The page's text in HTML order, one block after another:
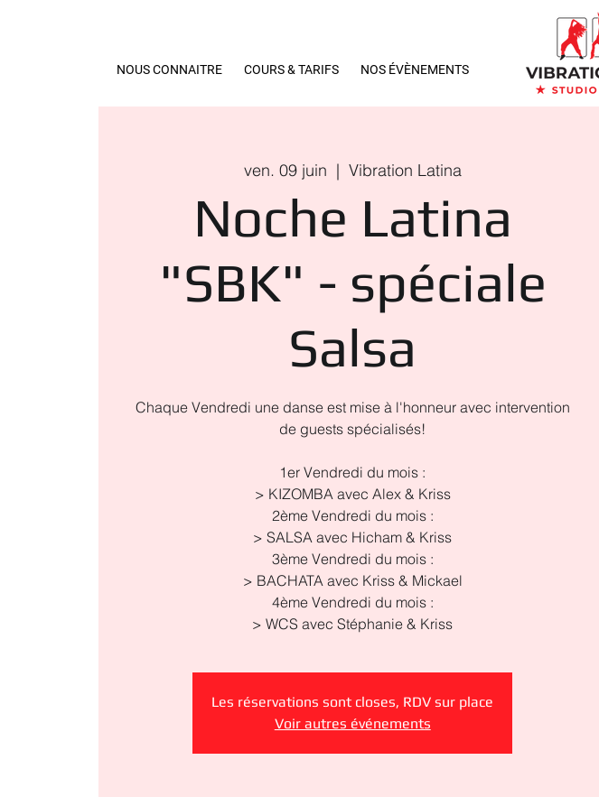
NOUS CONNAITRE COURS & TARIFS NOS ÉVÈNEMENTS
ven. 09 juin
  |
Vibration Latina
Noche Latina
"SBK" - spéciale
Salsa
Chaque Vendredi une danse est mise à l'honneur avec intervention
de guests spécialisés!
1er Vendredi du mois :
> KIZOMBA avec Alex & Kriss
2ème Vendredi du mois :
> SALSA avec Hicham & Kriss
3ème Vendredi du mois :
> BACHATA avec Kriss & Mickael
4ème Vendredi du mois :
Les réservations sont closes, RDV sur place
Voir autres événements